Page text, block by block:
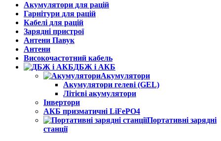
Акумулятори для рацій
Гарнітури для рацій
Кабелі для рацій
Зарядні пристрої
Антени Павук
Антени
Високочастотний кабель
ДБЖ і АКБ
Акумулятори
Акумулятори гелеві (GEL)
Літієві акумулятори
Інвертори
АКБ призматичні LiFePO4
Портативні зарядні
станції